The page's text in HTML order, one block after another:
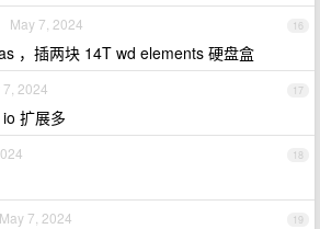
16
May 7, 2024
，插两块 14T wd elements 硬盘盒
17
7, 2024
扩展多
18
19
May 7, 2024